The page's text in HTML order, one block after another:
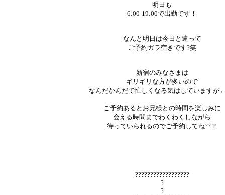
明日も
6:00-19:00で出勤です！
なんと明日は今日と違って
ご予約ガラ空きです?笑
新宿のみなさまは
ギリギリな方が多いので
なんだかんだで忙しくなる気はしていますが
ご予約あるとお兄様との時間を楽しみに
会える時間までわくわくしながら
待っていられるのでご予約してね??？
??????????????????
?
?